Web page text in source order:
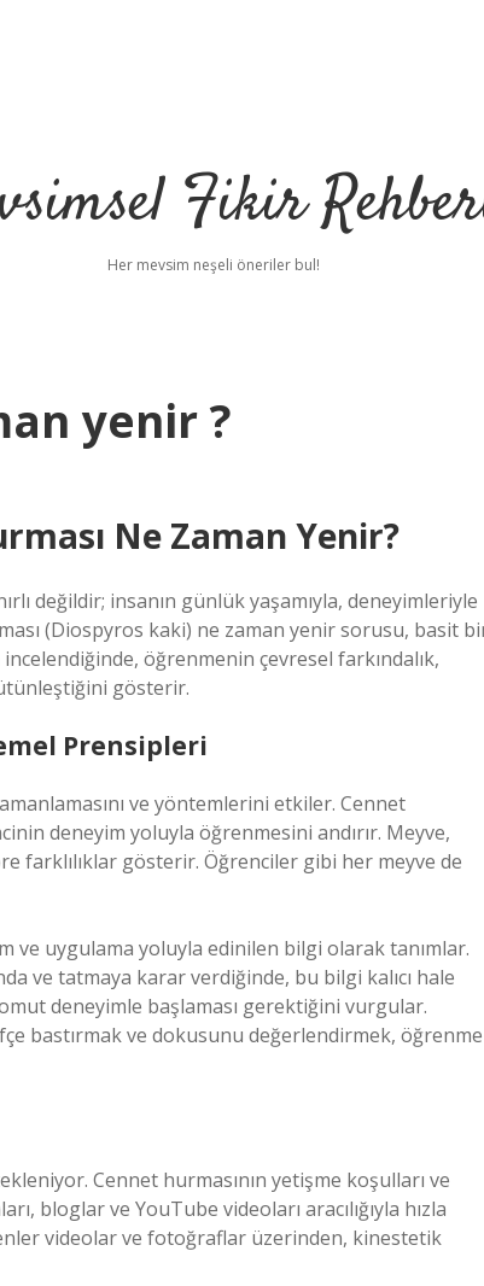
Fikir
Her mevsim neşeli öneriler bul!
yenir ?
Ne Zaman Yenir?
değildir; insanın günlük yaşamıyla, deneyimleriyle
(Diospyros kaki) ne zaman yenir sorusu, basit
öğrenmenin çevresel farkındalık,
gösterir.
Prensipleri
ve yöntemlerini etkiler. Cennet
deneyim yoluyla öğrenmesini andırır. Meyve,
farklılıklar gösterir. Öğrenciler gibi her meyve de
ve uygulama yoluyla edinilen bilgi olarak tanımlar.
ve tatmaya karar verdiğinde, bu bilgi kalıcı hale
deneyimle başlaması gerektiğini vurgular.
bastırmak ve dokusunu değerlendirmek, öğrenme
Cennet hurmasının yetişme koşulları ve
bloglar ve YouTube videoları aracılığıyla hızla
videolar ve fotoğraflar üzerinden, kinestetik